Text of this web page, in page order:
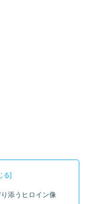
添うヒロイン像